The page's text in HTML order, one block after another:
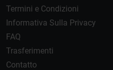
Termini e Condizioni
Informativa Sulla Privacy
FAQ
Trasferimenti
Contatto